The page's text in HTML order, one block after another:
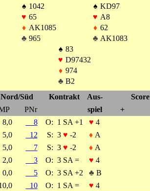
♠ 1042 ♠ KD97
♥ 65 ♥ A8
♦ AK1085 ♦ 62
♣ 965 ♣ AK1083
♠ 83
♥ D97432
♦ 974
♣ B2
Nord/Süd Kontrakt Aus- Score
PNr spiel +
8,0
8 O: 1 SA +1 ♥ 4
5,0
12 S: 3 ♥ -2 ♦A
5,0
7 S: 3 ♥ -2 ♦A
2,0
3 O: 3 SA = ♥ 4
0,0
5 O: 3 SA +2 ♣ B
10 O: 1 SA = ♥ 4